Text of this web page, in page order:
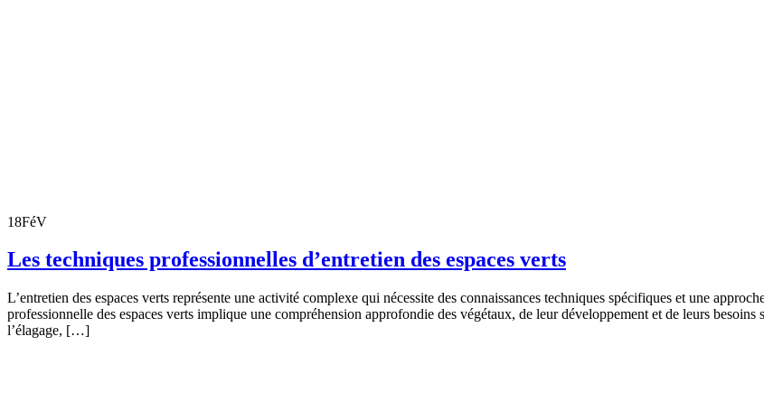
18FéV
Les techniques professionnelles d’entretien des espaces verts
L’entretien des espaces verts représente une activité complexe qui nécessite des connaissances techniques spécifiques et une
professionnelle des espaces verts implique une compréhension approfondie des végétaux, de leur développement et de leurs
l’élagage, […]